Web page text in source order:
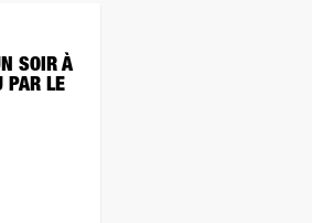
SOIR À
PAR LE